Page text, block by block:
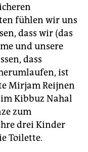
fühlen wir uns
dass wir (das
und unsere
dass
ist
Mirjam Reijnen
Kibbuz Nahal
zum
drei Kinder
Toilette.